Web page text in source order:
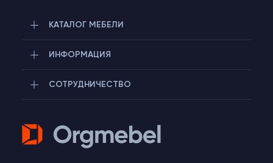
Искусственные растения
Кашпо
КАТАЛОГ МЕБЕЛИ
ИНФОРМАЦИЯ
СОТРУДНИЧЕСТВО
Telegram